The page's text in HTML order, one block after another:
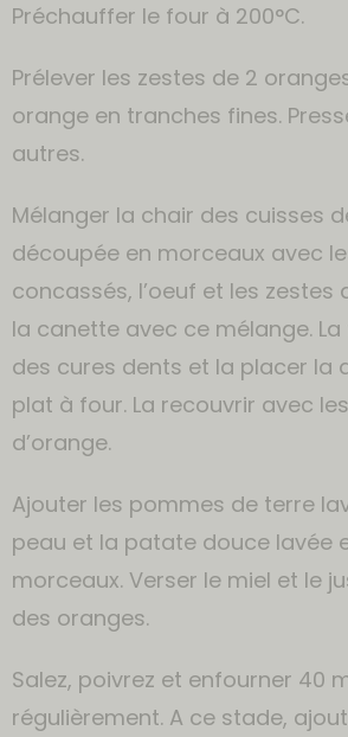
Préchauffer le four à 200°C.
Prélever les zestes de 2
orange en tranches fines.
autres.
Mélanger la chair des cuisses
découpée en morceaux avec
concassés, l’oeuf et les zestes
la canette avec ce mélange.
des cures dents et la placer la
plat à four. La recouvrir avec
d’orange.
Ajouter les pommes de terre
peau et la patate douce lavée
morceaux. Verser le miel et le
des oranges.
Salez, poivrez et enfourner 40
régulièrement. A ce stade,